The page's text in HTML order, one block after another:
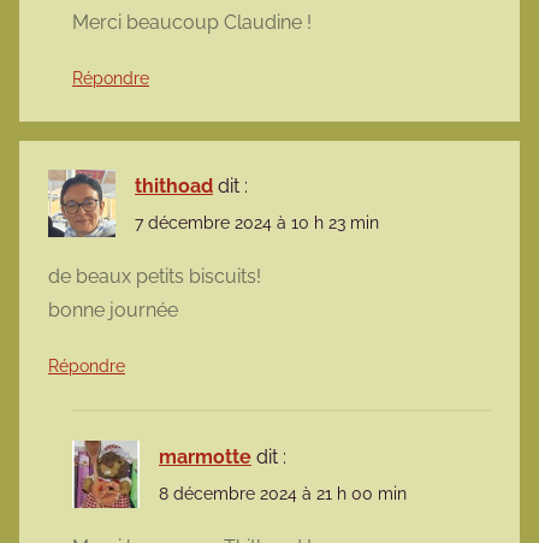
Merci beaucoup Claudine !
Répondre
thithoad dit :
7 décembre 2024 à 10 h 23 min
de beaux petits biscuits!
bonne journée
Répondre
marmotte dit :
8 décembre 2024 à 21 h 00 min